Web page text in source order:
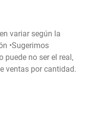
variar según la
•Sugerimos
puede no ser el real,
ventas por cantidad.